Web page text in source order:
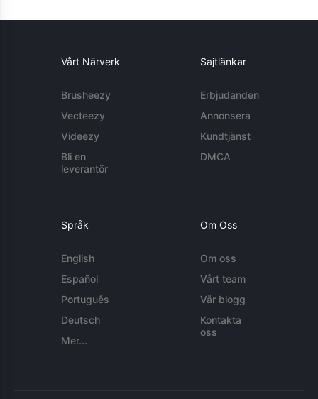
Vårt Närverk
Brusheezy
Vecteezy
Videezy
Bli en
leverantör
Sajtlänkar
Erbjudanden
Annonsera
Kundtjänst
DMCA
Språk
English
Español
Português
Deutsch
Mer...
Om Oss
Om oss
Vårt team
Vår blogg
Kontakta
oss